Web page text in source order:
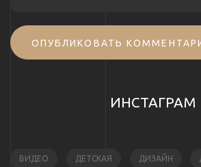
ОПУБЛИКОВАТЬ
ИНСТАГРАМ
ВИДЕО ДЕТСКАЯ ДИЗАЙН